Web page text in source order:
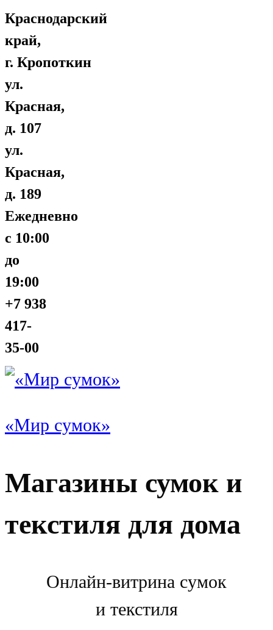
Краснодарский
край,
г. Кропоткин
ул.
Красная,
д. 107
ул.
Красная,
д. 189
Ежедневно
с 10:00
до
19:00
+7 938
417-
35-00
«Мир сумок»
Магазины сумок и
текстиля для дома
Онлайн-витрина сумок
и текстиля